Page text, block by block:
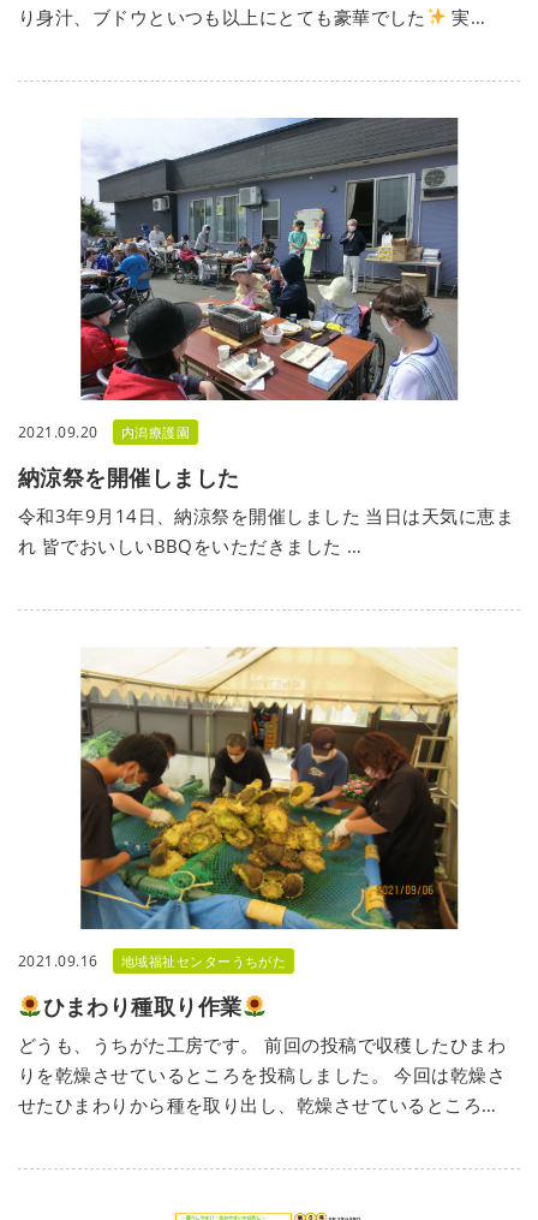
り身汁、ブドウといつも以上にとても豪華でした
実…
2021.09.20 内潟療護園
納涼祭を開催しました
令和3年9月14日、納涼祭を開催しました 当日は天気に恵ま
れ 皆でおいしいBBQをいただきました …
2021.09.16 地域福祉センターうちがた
ひまわり種取り作業
どうも、うちがた工房です。 前回の投稿で収穫したひまわ
りを乾燥させているところを投稿しました。 今回は乾燥さ
せたひまわりから種を取り出し、乾燥させているところ…